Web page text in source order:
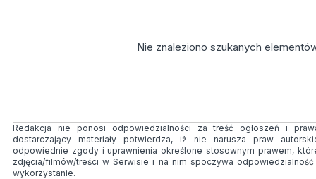
Nie znaleziono szukanych
Redakcja nie ponosi odpowiedzialności za treść ogłoszeń i
dostarczający materiały potwierdza, iż nie narusza praw
odpowiednie zgody i uprawnienia określone stosownym prawem,
zdjęcia/filmów/treści w Serwisie i na nim spoczywa
wykorzystanie.